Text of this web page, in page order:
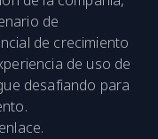
de
de crecimiento
de uso de
desafiando para
enlace.